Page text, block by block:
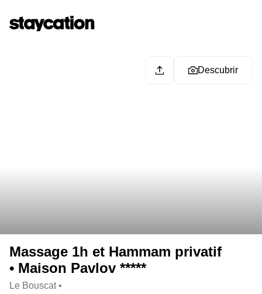
Descubrir
Massage 1h et Hammam privatif
• Maison Pavlov *****
Le Bouscat •